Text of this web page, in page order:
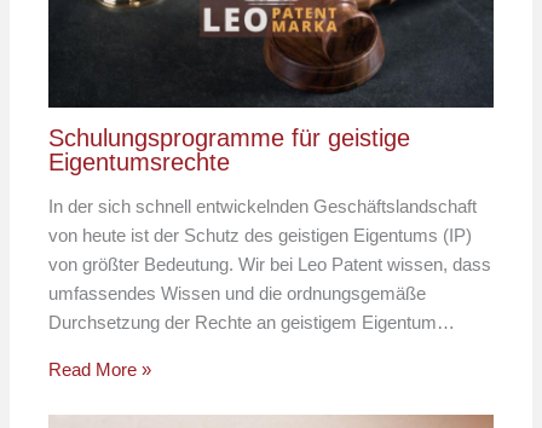
Schulungsprogramme für geistige
Eigentumsrechte
In der sich schnell entwickelnden Geschäftslandschaft
von heute ist der Schutz des geistigen Eigentums (IP)
von größter Bedeutung. Wir bei Leo Patent wissen, dass
umfassendes Wissen und die ordnungsgemäße
Durchsetzung der Rechte an geistigem Eigentum…
Read More »